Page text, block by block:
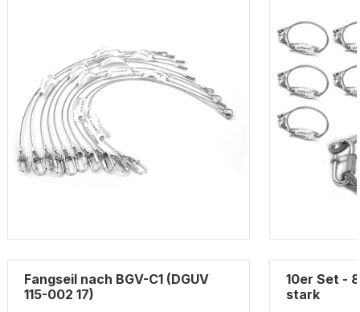
Fangseil nach BGV-C1 (DGUV
115-002 17)
10er Set -
stark